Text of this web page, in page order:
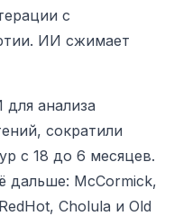
с
ИИ сжимает
анализа
сократили
с 18 до 6 месяцев.
дальше: McCormick,
Cholula и Old